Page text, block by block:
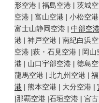
形空港 | 福島空港 | 茨城
空港 | 富山空港 | 小松空
富士山静岡空港 | 中部空港
港 | 神戸空港 | 南紀白浜
空港 |萩・石見空港 | 岡
港 | 山口宇部空港 | 徳島
龍馬空港 | 北九州空港 |
港 | 熊本空港 | 大分空港 |
|那覇空港 |石垣空港 | 宮